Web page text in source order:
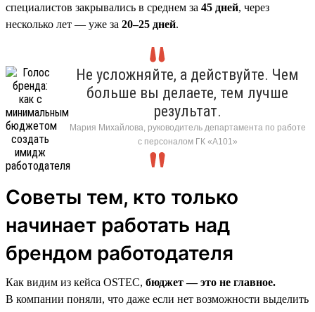
специалистов закрывались в среднем за 45 дней, через
несколько лет — уже за 20–25 дней.
Не усложняйте, а действуйте. Чем
больше вы делаете, тем лучше
результат.
Мария Михайлова, руководитель департамента по работе
с персоналом ГК «А101»
Советы тем, кто только
начинает работать над
брендом работодателя
Как видим из кейса OSTEC, бюджет — это не главное.
В компании поняли, что даже если нет возможности выделить